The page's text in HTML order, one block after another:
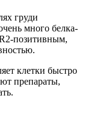
груди
много белка-
позитивным,
клетки быстро
препараты,